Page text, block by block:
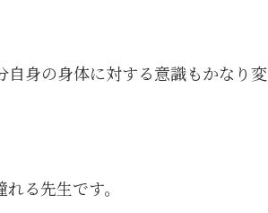
身の身体に対する意識もかなり変
る先生です。